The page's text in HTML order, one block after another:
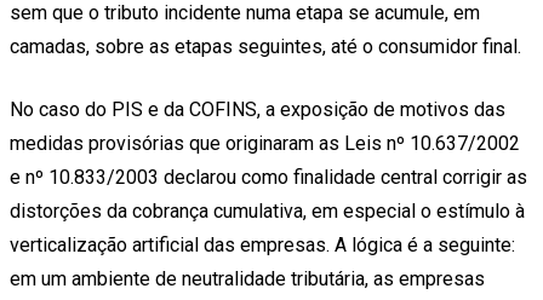
sem que o tributo incidente numa etapa se acumule, em
camadas, sobre as etapas seguintes, até o consumidor final.
No caso do PIS e da COFINS, a exposição de motivos das
medidas provisórias que originaram as Leis nº 10.637/2002
e nº 10.833/2003 declarou como finalidade central corrigir as
distorções da cobrança cumulativa, em especial o estímulo à
verticalização artificial das empresas. A lógica é a seguinte:
em um ambiente de neutralidade tributária, as empresas